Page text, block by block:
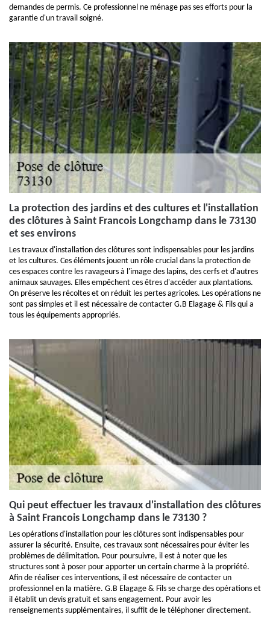
demandes de permis. Ce professionnel ne ménage pas ses efforts pour la
garantie d'un travail soigné.
La protection des jardins et des cultures et l'installation
des clôtures à Saint Francois Longchamp dans le 73130
et ses environs
Les travaux d'installation des clôtures sont indispensables pour les jardins
et les cultures. Ces éléments jouent un rôle crucial dans la protection de
ces espaces contre les ravageurs à l'image des lapins, des cerfs et d'autres
animaux sauvages. Elles empêchent ces êtres d'accéder aux plantations.
On préserve les récoltes et on réduit les pertes agricoles. Les opérations ne
sont pas simples et il est nécessaire de contacter G.B Elagage & Fils qui a
tous les équipements appropriés.
Qui peut effectuer les travaux d'installation des clôtures
à Saint Francois Longchamp dans le 73130 ?
Les opérations d'installation pour les clôtures sont indispensables pour
assurer la sécurité. Ensuite, ces travaux sont nécessaires pour éviter les
problèmes de délimitation. Pour poursuivre, il est à noter que les
structures sont à poser pour apporter un certain charme à la propriété.
Afin de réaliser ces interventions, il est nécessaire de contacter un
professionnel en la matière. G.B Elagage & Fils se charge des opérations et
il établit un devis gratuit et sans engagement. Pour avoir les
renseignements supplémentaires, il suffit de le téléphoner directement.